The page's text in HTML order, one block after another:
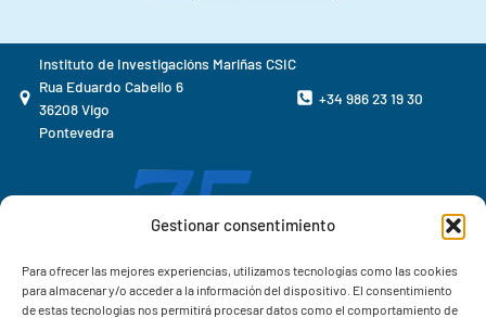
Gestionar consentimiento
Para ofrecer las mejores experiencias, utilizamos tecnologías como las cookies
para almacenar y/o acceder a la información del dispositivo. El consentimiento
de estas tecnologías nos permitirá procesar datos como el comportamiento de
Instituto de Investigacións Mariñas CSIC
Rua Eduardo Cabello 6
36208 Vigo
Pontevedra
+34 986 23 19 30